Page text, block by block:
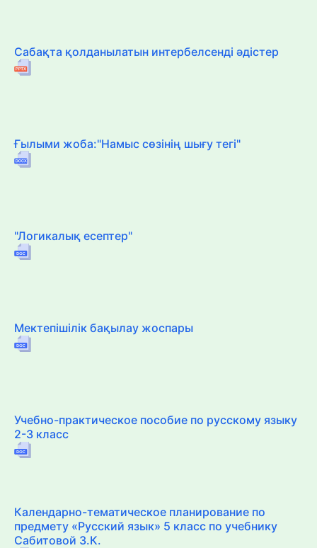
Сабақта қолданылатын интербелсенді әдістер
Ғылыми жоба:"Намыс сөзінің шығу тегі"
"Логикалық есептер"
Мектепішілік бақылау жоспары
Учебно-практическое пособие по русскому языку
2-3 класс
Календарно-тематическое планирование по
предмету «Русский язык» 5 класс по учебнику
Сабитовой З.К.